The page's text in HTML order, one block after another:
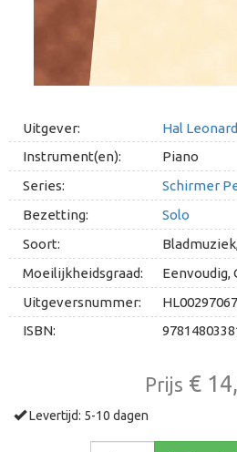
Uitgever:
Hal Leonard
Instrument(en):
Piano
Series:
Schirmer
Bezetting:
Solo
Soort:
Moeilijkheidsgraad:
Eenvoudig,
Uitgeversnummer:
HL00297067
ISBN:
Prijs €
Levertijd: 5-10 dagen